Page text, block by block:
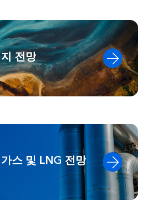
전망
스 및 LNG 전망